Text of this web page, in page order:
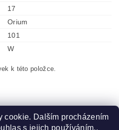
17
Orium
101
W
k této položce.
cookie. Dalším procházením
s jejich používáním..